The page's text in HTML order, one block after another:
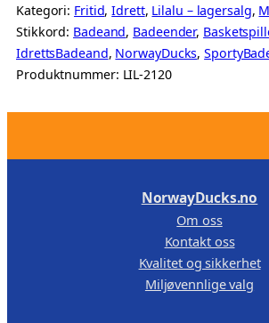
l
a
l
u
r
:
k
4
r
8
,
0
b
u
t
t
r
r
d
i
Kategori: Fritid, Idrett, Lilalu – lagersalg,
Stikkord: Badeand, Badeender,
IdrettsBadeand, NorwayDucks,
Produktnummer: LIL-2120
NorwayDucks.no
Om oss
Kontakt oss
Kvalitet og sikkerhet
Miljøvennlige valg